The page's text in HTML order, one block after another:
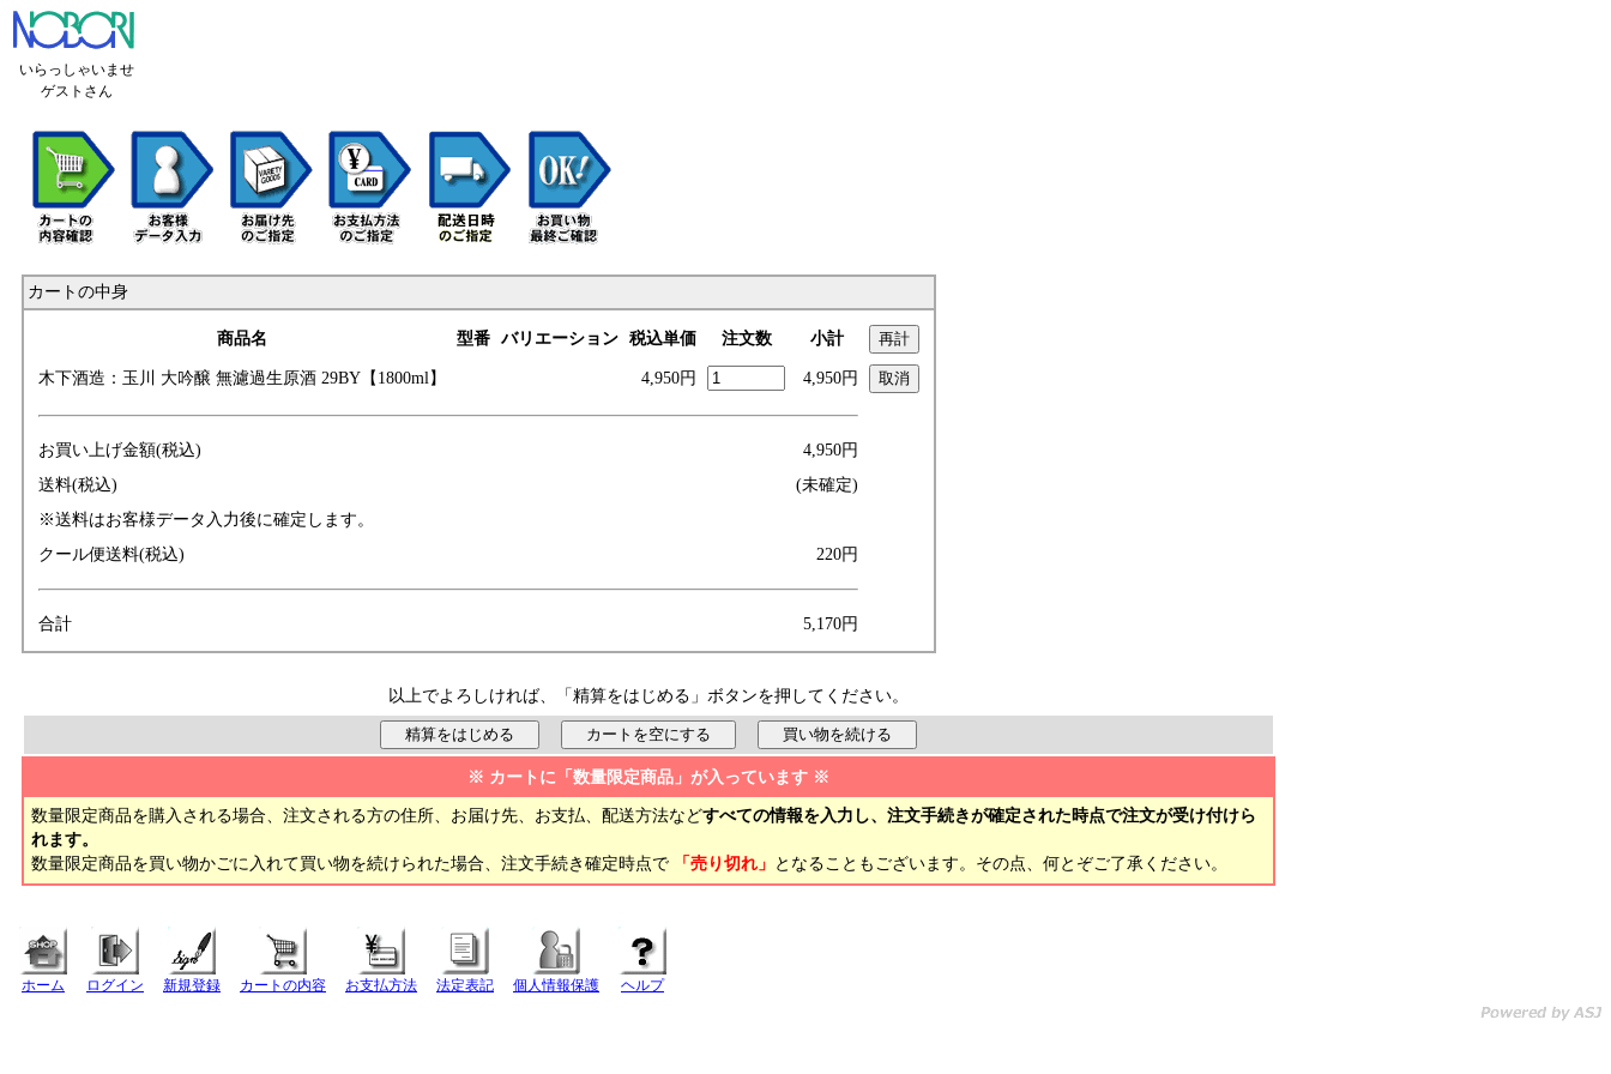
いらっしゃいませ
ゲストさん
カートの中身
商品名 型番 バリエーション 税込単価 注文数 小計
木下酒造：玉川 大吟醸 無濾過生原酒 29BY【1800ml】 4,950円 4,950円
お買い上げ金額(税込)
4,950円
送料(税込)
(未確定)
※送料はお客様データ入力後に確定します。
クール便送料(税込)
220円
合計 5,170円
以上でよろしければ、「精算をはじめる」ボタンを押してください。
※ カートに「数量限定商品」が入っています ※
数量限定商品を購入される場合、注文される方の住所、お届け先、お支払、配送方法などすべての情報を入力し、注文手続きが確定された時点で注文が受け付けら
れます。
数量限定商品を買い物かごに入れて買い物を続けられた場合、注文手続き確定時点で
「売り切れ」 となることもございます。その点、何とぞご了承ください。
ホーム ログイン 新規登録 カートの内容 お支払方法 法定表記 個人情報保護 ヘルプ